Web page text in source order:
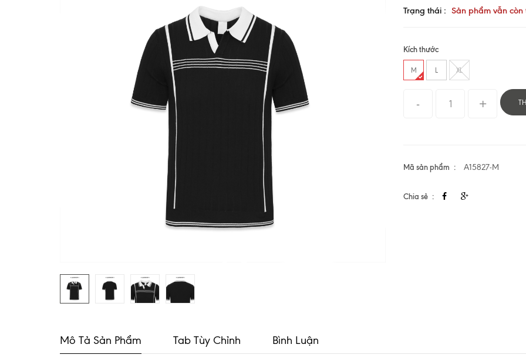
Trạng thái : Sản phẩm vẫn
Kích thước
M L XL
Mã sản phẩm A15827-M
Chia sẻ
Mô Tả Sản Phẩm Tab Tùy Chỉnh Bình Luận